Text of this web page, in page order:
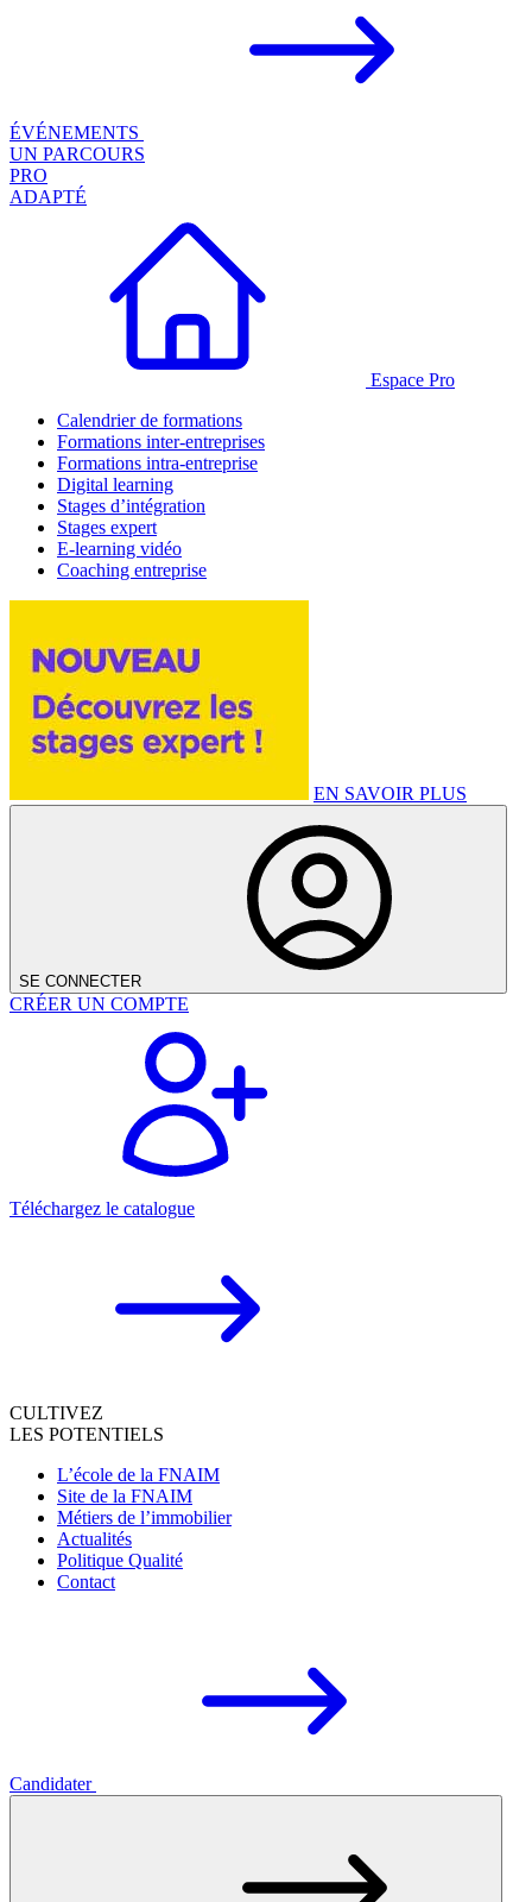
ÉVÉNEMENTS
UN PARCOURS
PRO
ADAPTÉ
Espace Pro
Calendrier de formations
Formations inter-entreprises
Formations intra-entreprise
Digital learning
Stages d’intégration
Stages expert
E-learning vidéo
Coaching entreprise
EN SAVOIR PLUS
SE CONNECTER
CRÉER UN COMPTE
Téléchargez le catalogue
CULTIVEZ
LES POTENTIELS
L’école de la FNAIM
Site de la FNAIM
Métiers de l’immobilier
Actualités
Politique Qualité
Contact
Candidater